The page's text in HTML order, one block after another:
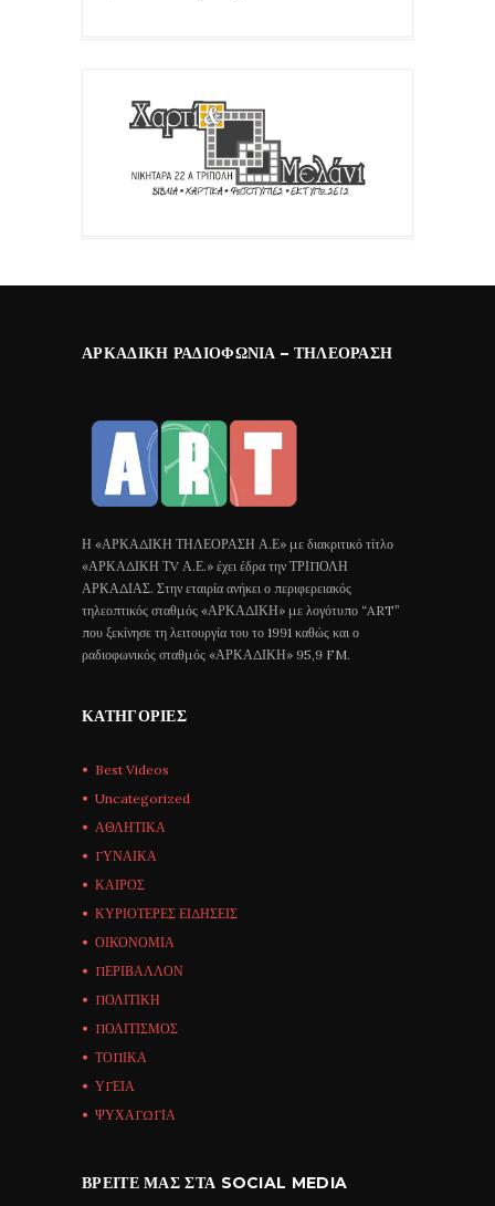
ΑΡΚΑΔΙΚΉ ΡΑΔΙΟΦΩΝΊΑ – ΤΗΛΕΌΡΑΣΗ
Η «ΑΡΚΑΔΙΚΗ ΤΗΛΕΟΡΑΣΗ Α.Ε» με διακριτικό τίτλο
«ΑΡΚΑΔΙΚΗ ΤV Α.Ε.» έχει έδρα την ΤΡΙΠΟΛΗ
ΑΡΚΑΔΙΑΣ. Στην εταιρία ανήκει ο περιφερειακός
τηλεοπτικός σταθμός «ΑΡΚΑΔΙΚΗ» με λογότυπο “ART”
που ξεκίνησε τη λειτουργία του το 1991 καθώς και ο
ραδιοφωνικός σταθμός «ΑΡΚΑΔΙΚΗ» 95,9 FM.
ΚΑΤΗΓΟΡΊΕΣ
Best Videos
Uncategorized
ΑΘΛΗΤΙΚΑ
ΓΥΝΑΙΚΑ
ΚΑΙΡΟΣ
ΚΥΡΙΟΤΕΡΕΣ ΕΙΔΗΣΕΙΣ
ΟΙΚΟΝΟΜΙΑ
ΠΕΡΙΒΑΛΛΟΝ
ΠΟΛΙΤΙΚΗ
ΠΟΛΙΤΙΣΜΟΣ
ΤΟΠΙΚΑ
ΥΓΕΙΑ
ΨΥΧΑΓΩΓΙΑ
ΒΡΕΊΤΕ ΜΑΣ ΣΤΑ SOCIAL MEDIA